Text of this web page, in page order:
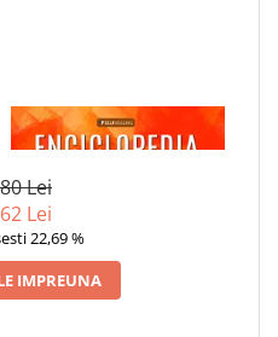
1 x ENCICLOPEDIA
CRISTALELOR
Lei
Lei
22,69 %
IMPREUNA